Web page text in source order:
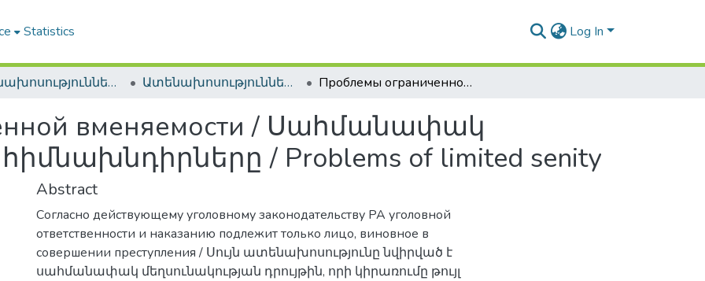
Statistics Log In
Ատենախոսություններ և սեղմագրեր / Theses & Abstracts Ատենախոսություններ և սեղմագրեր / Theses & Abstracts Проблемы ограниченной вменяемости / Սահմանափակ մեղսունակության հիմնախնդիրները / Problems of limited senity
вменяемости / Սահմանափակ
/ Problems of limited senity
Abstract
Согласно действующему уголовному законодательству РА уголовной
ответственности и наказанию подлежит только лицо, виновное в
совершении преступления / Սույն ատենախոսությունը նվիրված է
սահմանափակ մեղսունակության դրույթին, որի կիրառումը թույլ